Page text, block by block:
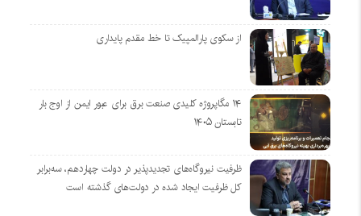
از سکوی پارالمپیک تا خط مقدم پایداری
۱۴ مگاپروژه‌ کلیدی صنعت برق برای عبور ایمن از اوج بار
تابستان ۱۴۰۵
ظرفیت نیروگاه‌های تجدیدپذیر در دولت چهاردهم، سه‌برابر
کل ظرفیت ایجاد شده در دولت‌های گذشته است